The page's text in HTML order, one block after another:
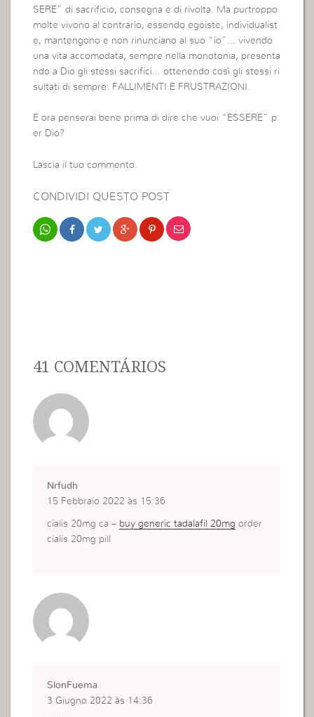
SERE” di sacrificio, consegna e di rivolta. Ma purtroppo
molte vivono al contrario, essendo egoiste, individualist
e, mantengono e non rinunciano al suo “io”… vivendo
una vita accomodata, sempre nella monotonia, presenta
ndo a Dio gli stessi sacrifici… ottenendo così gli stessi ri
sultati di sempre: FALLIMENTI E FRUSTRAZIONI.
E ora penserai bene prima di dire che vuoi “ESSERE” p
er Dio?
Lascia il tuo commento.
CONDIVIDI QUESTO POST
41 COMENTÁRIOS
Nrfudh
15 Febbraio 2022 às 15:36
cialis 20mg ca – buy generic tadalafil 20mg order
cialis 20mg pill
SlonFuema
3 Giugno 2022 às 14:36